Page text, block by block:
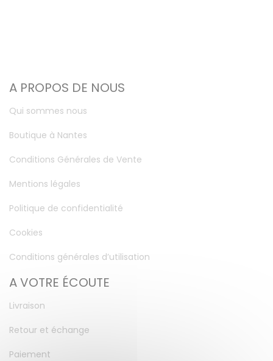
A PROPOS DE NOUS
Qui sommes nous
Boutique à Nantes
Conditions Générales de Vente
Mentions légales
Politique de confidentialité
Cookies
Conditions générales d’utilisation
A VOTRE ÉCOUTE
Livraison
Retour et échange
Paiement